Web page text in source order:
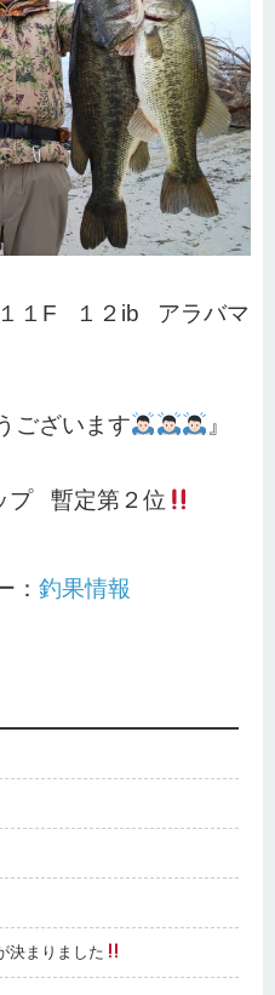
１F １２ib アラバマ
ございます 』
プ 暫定第２位
： 釣果情報
決まりました